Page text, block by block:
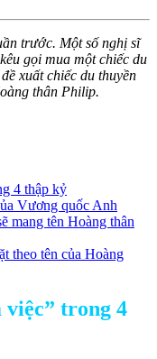
trước. Một số nghị sĩ
gọi mua một chiếc du
xuất chiếc du thuyền
thân Philip.
4 thập kỷ
Vương quốc Anh
mang tên Hoàng thân
theo tên của Hoàng
trong 4